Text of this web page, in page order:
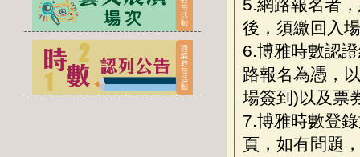
5.網路報名者
後，須繳回入
6.博雅時數認
路報名為憑，
場簽到)以及票
7.博雅時數登
頁，如有問題